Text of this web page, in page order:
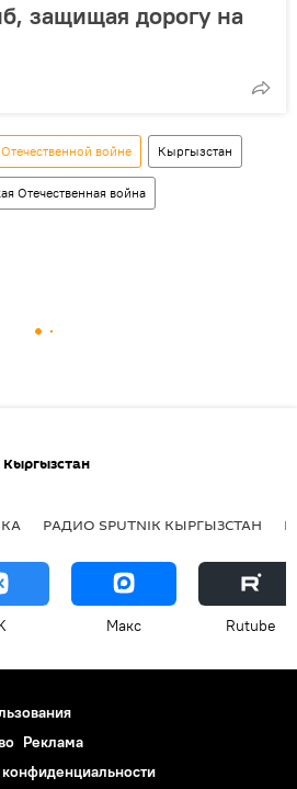
защищая дорогу на
войне Кыргызстан
Отечественная война
Кыргызстан
РАДИО SPUTNIK КЫРГЫЗСТАН
Макс Rutube
Реклама